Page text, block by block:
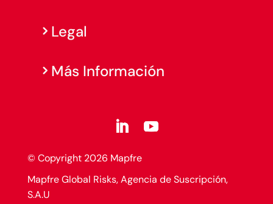
Legal
Más Información
© Copyright 2026 Mapfre
Mapfre Global Risks, Agencia de Suscripción,
S.A.U